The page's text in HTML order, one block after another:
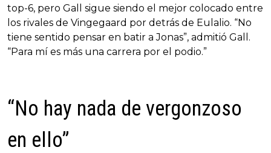
top-6, pero Gall sigue siendo el mejor colocado entre
los rivales de Vingegaard por detrás de Eulalio. “No
tiene sentido pensar en batir a Jonas”, admitió Gall.
“Para mí es más una carrera por el podio.”
“No hay nada de vergonzoso
en ello”